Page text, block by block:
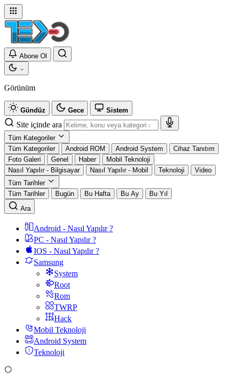
Abone Ol
Görünüm
Gündüz Gece Sistem
Site içinde ara
Tüm Kategoriler
Tüm Kategoriler
Android ROM Android System
Cihaz Tanıtım
Foto Galeri
Genel Haber
Mobil Teknoloji
Nasıl Yapılır - Bilgisayar
Nasıl Yapılır - Mobil Teknoloji
Video
Tüm Tarihler
Tüm Tarihler
Bugün Bu Hafta Bu Ay
Bu Yıl
Ara
Android - Nasıl Yapılır ?
PC - Nasıl Yapılır ?
IOS - Nasıl Yapılır ?
Samsung
System
Root
Rom
TWRP
Hack
Mobil Teknoloji
Android System
Teknoloji